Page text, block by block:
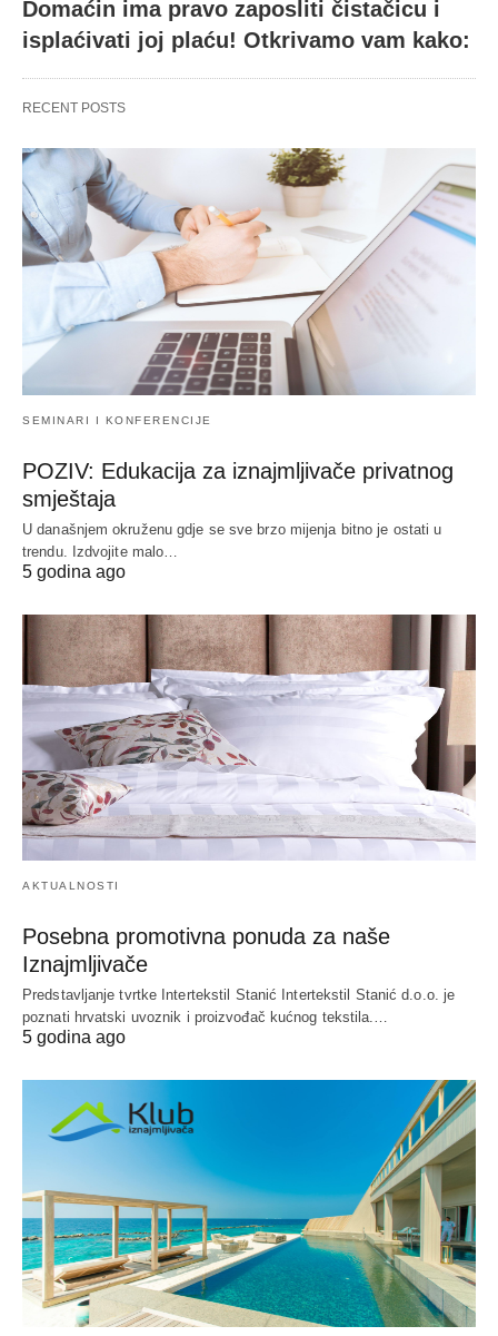
Domaćin ima pravo zaposliti čistačicu i
isplaćivati joj plaću! Otkrivamo vam kako:
RECENT POSTS
SEMINARI I KONFERENCIJE
POZIV: Edukacija za iznajmljivače privatnog
smještaja
U današnjem okruženu gdje se sve brzo mijenja bitno je ostati u
trendu. Izdvojite malo…
5 godina ago
AKTUALNOSTI
Posebna promotivna ponuda za naše
Iznajmljivače
Predstavljanje tvrtke Intertekstil Stanić Intertekstil Stanić d.o.o. je
poznati hrvatski uvoznik i proizvođač kućnog tekstila.…
5 godina ago